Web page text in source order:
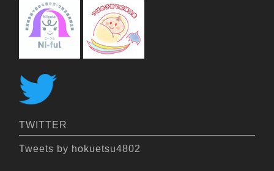
キャスター付きなので移動も楽。
ケ・改善したかった作業上
の問題は？
品質向上を図る為色選機とライスグレーダー
を導入し作業工程で必要だったから。
TWITTER
Tweets by hokuetsu4802